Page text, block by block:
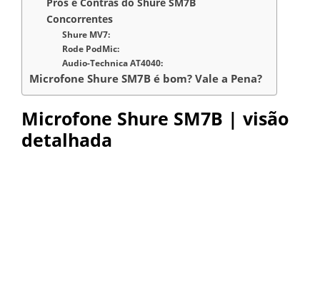
Concorrentes
Shure MV7:
Rode PodMic:
Audio-Technica AT4040:
Microfone Shure SM7B é bom? Vale a Pena?
Microfone Shure SM7B | visão
detalhada